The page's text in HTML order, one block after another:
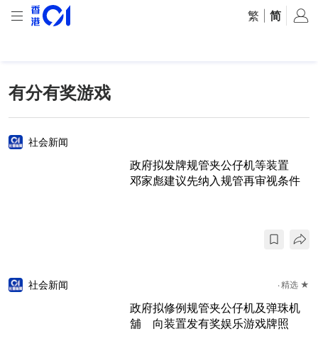
繁 简
有分有奖游戏
社会新闻
政府拟发牌规管夹公仔机等装置
邓家彪建议先纳入规管再审视条件
社会新闻 精选 ★
政府拟修例规管夹公仔机及弹珠机
舖 向装置发有奖娱乐游戏牌照